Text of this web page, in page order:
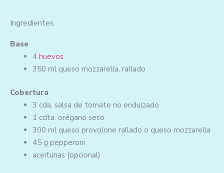
Ingredientes
Base
4 huevos
350 ml queso mozzarella, rallado
Cobertura
3 cda. salsa de tomate no endulzado
1 cdta. orégano seco
300 ml queso provolone rallado o queso mozzarella
45 g pepperoni
aceitunas (opcional)